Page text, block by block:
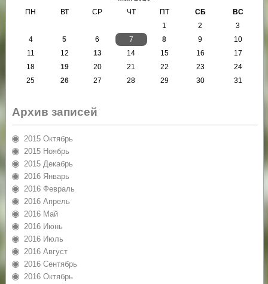
ПН
ВТ СР ЧТ ПТ СБ
ВС
1
2
3
4
5 6 7 8 9
10
11
12 13 14 15 16
17
18
19 20 21 22 23
24
25
26 27 28 29 30 31
Архив записей
2015 Октябрь
2015 Ноябрь
2015 Декабрь
2016 Январь
2016 Февраль
2016 Апрель
2016 Май
2016 Июнь
2016 Июль
2016 Август
2016 Сентябрь
2016 Октябрь